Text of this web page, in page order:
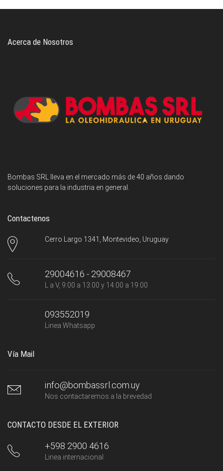
Acerca de Nosotros
Bombas SRL lleva en el mercado más de 40 años dando
soluciones para la industria en general.
Contactenos
Cerro Largo 1341, Montevideo, Uruguay
29004616 - 29008467
L a V, 9:00 a 13:00 y 14:00 a 19:00
093552019
Linea Whatsapp
Vía Mail
info@bombassrl.com.uy
Nos contactaremos a la brevedad
CONTACTO DESDE EL EXTERIOR
+598 2900 4616
Linea internacional